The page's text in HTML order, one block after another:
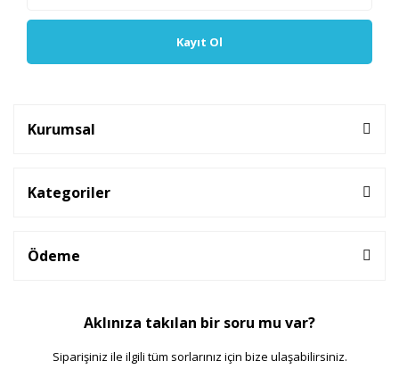
Kayıt Ol
Kurumsal
Kategoriler
Ödeme
Aklınıza takılan bir soru mu var?
Siparişiniz ile ilgili tüm sorlarınız için bize ulaşabilirsiniz.